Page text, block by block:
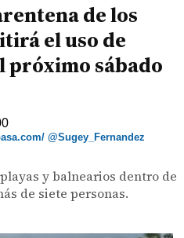
de los
el uso de
próximo sábado
@Sugey_Fernandez
y balnearios dentro de
de siete personas.